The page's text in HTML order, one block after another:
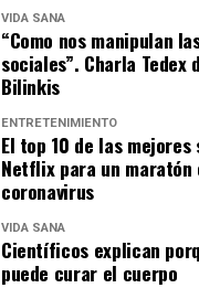
VIDA SANA
“Como nos manipulan
sociales”. Charla Tedex
Bilinkis
ENTRETENIMIENTO
El top 10 de las mejores
Netflix para un maratón
coronavirus
VIDA SANA
Científicos explican
puede curar el cuerpo